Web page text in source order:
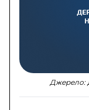
Джерело: